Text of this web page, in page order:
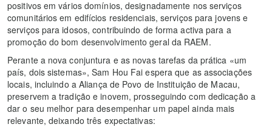
positivos em vários domínios, designadamente nos serviços
comunitários em edifícios residenciais, serviços para jovens e
serviços para idosos, contribuindo de forma activa para a
promoção do bom desenvolvimento geral da RAEM.
Perante a nova conjuntura e as novas tarefas da prática «um
país, dois sistemas», Sam Hou Fai espera que as associações
locais, incluindo a Aliança de Povo de Instituição de Macau,
preservem a tradição e inovem, prosseguindo com dedicação a
dar o seu melhor para desempenhar um papel ainda mais
relevante, deixando três expectativas: